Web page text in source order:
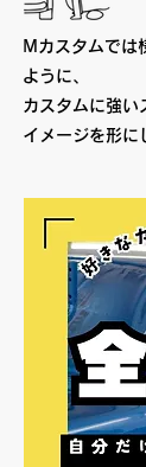
Mカスタムでは
ように、
カスタムに強い
イメージを形に